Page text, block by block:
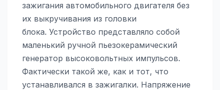
зажигания автомобильного двигателя без
их выкручивания из головки
блока. Устройство представляло собой
маленький ручной пьезокерамический
генератор высоковольтных импульсов.
Фактически такой же, как и тот, что
устанавливался в зажигалки. Напряжение